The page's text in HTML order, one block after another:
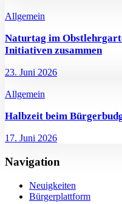
Allgemein
Naturtag im
Initiativen zusammen
23. Juni 2026
Allgemein
Halbzeit beim
17. Juni 2026
Navigation
Neuigkeiten
Bürgerplattform